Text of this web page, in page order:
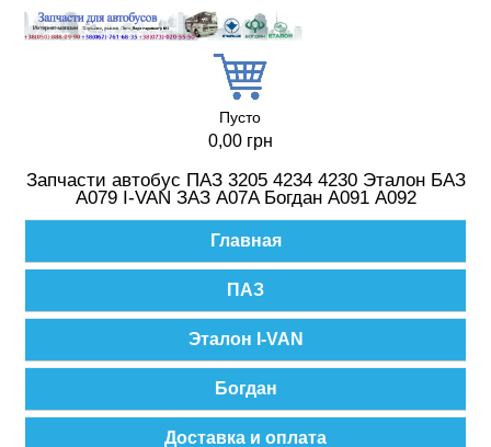
Пусто
0,00 грн
Запчасти автобус ПАЗ 3205 4234 4230 Эталон БАЗ
А079 I-VAN ЗАЗ A07A Богдан А091 А092
Главная
ПАЗ
Эталон I-VAN
Богдан
Доставка и оплата